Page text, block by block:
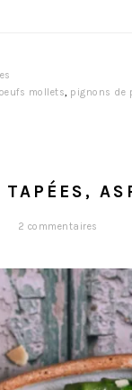
oeufs mollets, pignons de
2 commentaires